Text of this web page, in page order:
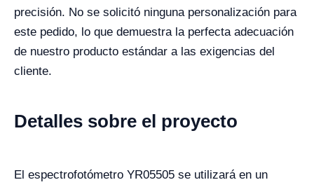
precisión. No se solicitó ninguna personalización para
este pedido, lo que demuestra la perfecta adecuación
de nuestro producto estándar a las exigencias del
cliente.
Detalles sobre el proyecto
El espectrofotómetro YR05505 se utilizará en un